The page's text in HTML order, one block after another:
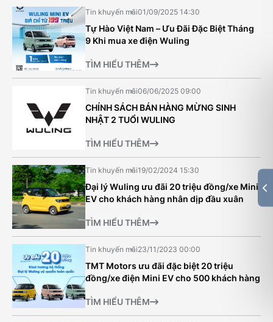
Tin khuyến mãi01/09/2025 14:30
Tự Hào Việt Nam – Ưu Đãi Đặc Biệt Tháng
9 Khi mua xe điện Wuling
TÌM HIỂU THÊM
Tin khuyến mãi06/06/2025 09:00
CHÍNH SÁCH BÁN HÀNG MỪNG SINH
NHẬT 2 TUỔI WULING
TÌM HIỂU THÊM
Tin khuyến mãi19/02/2024 15:30
Đại lý Wuling ưu đãi 20 triệu đồng/xe Mini
EV cho khách hàng nhân dịp đầu xuân
TÌM HIỂU THÊM
Tin khuyến mãi23/11/2023 00:00
TMT Motors ưu đãi đặc biệt 20 triệu
đồng/xe điện Mini EV cho 500 khách hàng
TÌM HIỂU THÊM